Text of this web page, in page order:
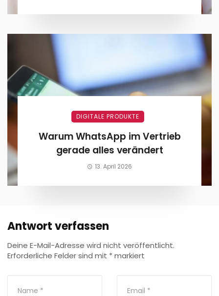
DIGITALE PRODUKTE
Warum WhatsApp im Vertrieb
gerade alles verändert
13. April 2026
Antwort verfassen
Deine E-Mail-Adresse wird nicht veröffentlicht.
Erforderliche Felder sind mit * markiert